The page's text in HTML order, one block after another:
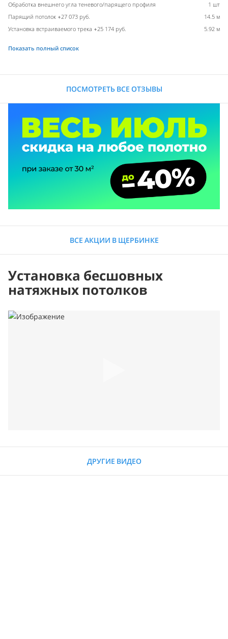
Обработка внешнего угла теневого/парящего профиля
1 шт
Парящий потолок +27 073 руб.
14.5 м
Установка встраиваемого трека +25 174 руб.
5.92 м
Показать полный список
ПОСМОТРЕТЬ ВСЕ ОТЗЫВЫ
ВСЕ АКЦИИ В ЩЕРБИНКЕ
Установка бесшовных
натяжных потолков
ДРУГИЕ ВИДЕО